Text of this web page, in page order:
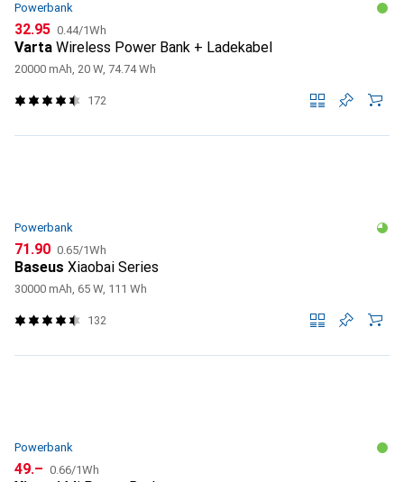
Powerbank
CHF
32.95 CHF
0.44/1Wh
Varta Wireless Power Bank + Ladekabel
20000 mAh, 20 W, 74.74 Wh
172
Powerbank
CHF
71.90 CHF
0.65/1Wh
Baseus Xiaobai Series
30000 mAh, 65 W, 111 Wh
132
Powerbank
CHF
49.– CHF
0.66/1Wh